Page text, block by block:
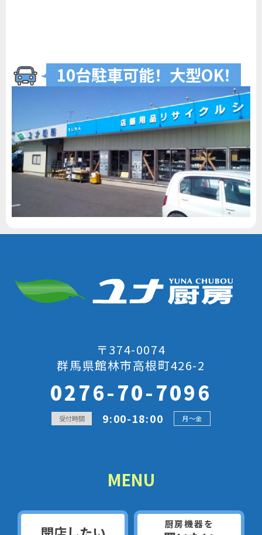
10台駐車可能！ 大型OK！
〒374-0074
群馬県館林市高根町426-2
0276-70-7096
受付時間 9:00-18:00 月～金
MENU
厨房機器を